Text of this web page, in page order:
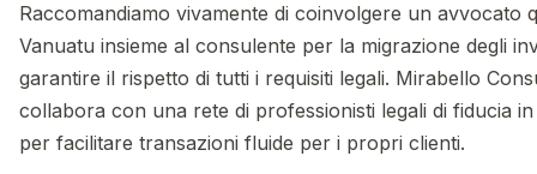
Raccomandiamo vivamente di coinvolgere un avvocato
Vanuatu insieme al consulente per la migrazione degli
garantire il rispetto di tutti i requisiti legali. Mirabello
collabora con una rete di professionisti legali di fiducia
per facilitare transazioni fluide per i propri clienti.